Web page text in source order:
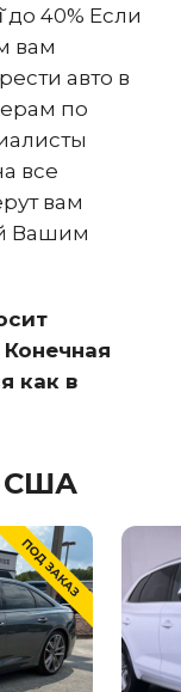
40% Если
вам
авто в
по
все
вам
Вашим
как в
США